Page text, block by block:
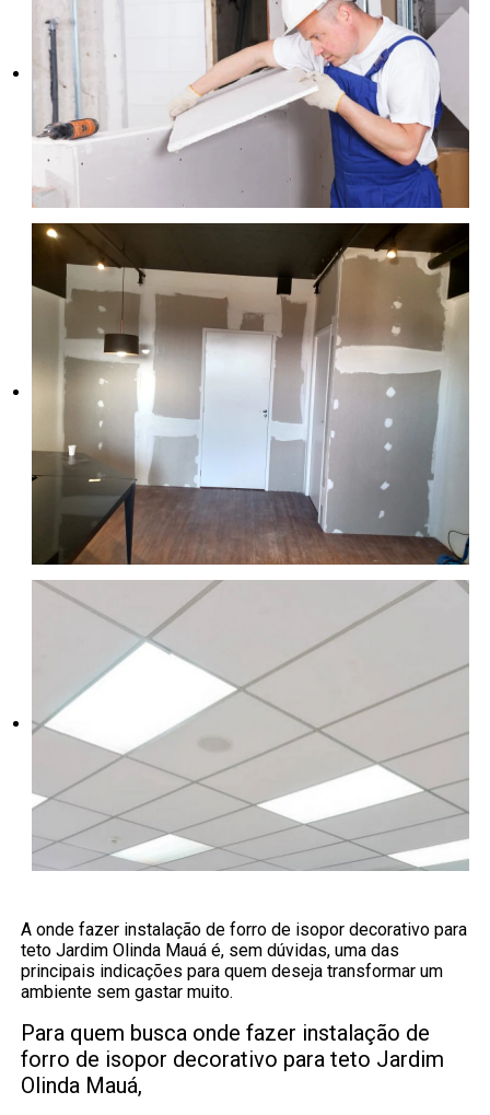
A onde fazer instalação de forro de isopor decorativo para
teto Jardim Olinda Mauá é, sem dúvidas, uma das
principais indicações para quem deseja transformar um
ambiente sem gastar muito.
Para quem busca onde fazer instalação de
forro de isopor decorativo para teto Jardim
Olinda Mauá,